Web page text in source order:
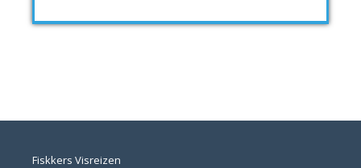
Fiskkers Visreizen